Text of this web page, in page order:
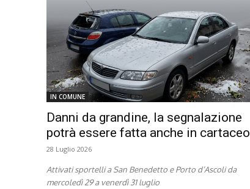
IN COMUNE
Danni da grandine, la segnalazione
potrà essere fatta anche in cartaceo
28 Luglio 2026
Attivati sportelli a San Benedetto e Porto d’Ascoli da
mercoledì 29 a venerdì 31 luglio